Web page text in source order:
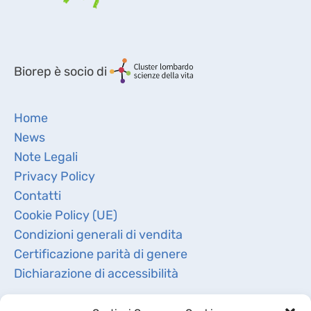
Biorep è socio di
Home
News
Note Legali
Privacy Policy
Contatti
Cookie Policy (UE)
Condizioni generali di vendita
Certificazione parità di genere
Dichiarazione di accessibilità